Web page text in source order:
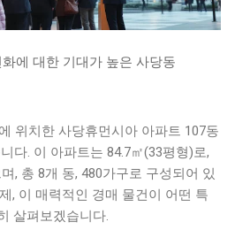
테리어로 유명하며, 다양한 편의 시
으로서의 매력을 높이고 있다. 특히,
적인 프라이버시를 중요시하는 모
가 선택한 아르카디아 시그니처는
에 대한 기대가 높은 사당동
위치한 사당휴먼시아 아파트 107동
다. 이 아파트는 84.7㎡(33평형)로,
, 총 8개 동, 480가구로 구성되어 있
, 이 매력적인 경매 물건이 어떤 특
살펴보겠습니다.